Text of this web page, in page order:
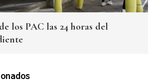
los PAC las 24 horas del